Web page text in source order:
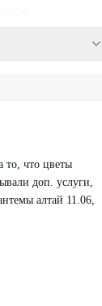
то, что цветы
доп. услуги,
алтай 11.06,